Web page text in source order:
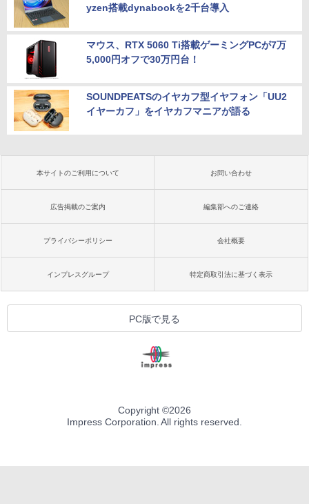
yzen搭載dynabookを2千台導入
マウス、RTX 5060 Ti搭載ゲーミングPCが7万
5,000円オフで30万円台！
SOUNDPEATSのイヤカフ型イヤフォン「UU2
イヤーカフ」をイヤカフマニアが語る
本サイトのご利用について お問い合わせ
広告掲載のご案内 編集部へのご連絡
プライバシーポリシー 会社概要
インプレスグループ 特定商取引法に基づく表示
PC版で見る
Copyright ©2026
Impress Corporation. All rights reserved.